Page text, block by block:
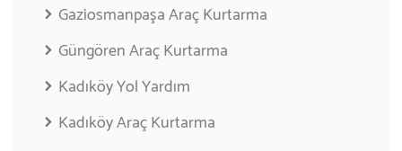
Gaziosmanpaşa Araç Kurtarma
Güngören Araç Kurtarma
Kadıköy Yol Yardım
Kadıköy Araç Kurtarma